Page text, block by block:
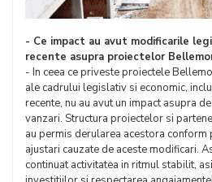
- Ce impact au avut modificarile
recente asupra proiectelor
- In ceea ce priveste proiectele
ale cadrului legislativ si economic,
recente, nu au avut un impact asupra
vanzari. Structura proiectelor si
au permis derularea acestora conform
ajustari cauzate de aceste modificari.
continuat activitatea in ritmul stabilit,